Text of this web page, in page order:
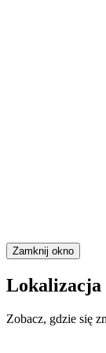
Zamknij okno
Lokalizacja
Zobacz, gdzie się